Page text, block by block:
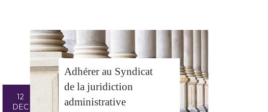
12
DEC
Adhérer au Syndicat
de la juridiction
administrative